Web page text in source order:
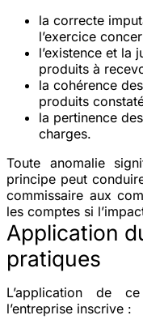
la correcte
l’exercice
l’existence et la
produits à
la cohérence
produits
la pertinence
charges.
Toute anomalie
principe peut
commissaire aux
les comptes si
Application
pratiques
L’application de
l’entreprise inscrive :